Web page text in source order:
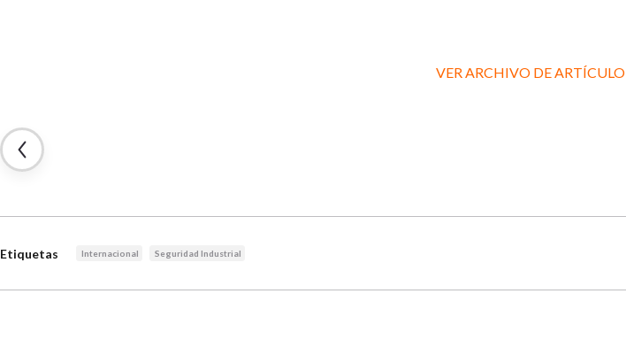
VER ARCHIVO DE ARTÍCULO
Etiquetas Internacional Seguridad Industrial